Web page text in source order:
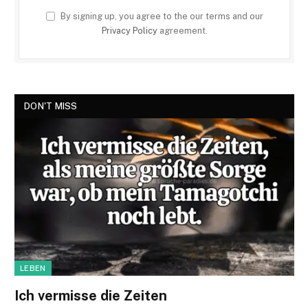
By signing up, you agree to the our terms and our
Privacy Policyagreement.
DON'T MISS
LEBEN
Ich vermisse die Zeiten